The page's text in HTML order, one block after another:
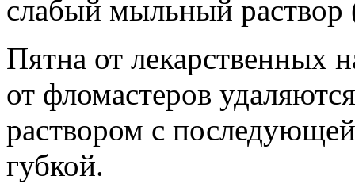
слабый мыльный раствор
Пятна от лекарственных
от фломастеров
раствором с
губкой.